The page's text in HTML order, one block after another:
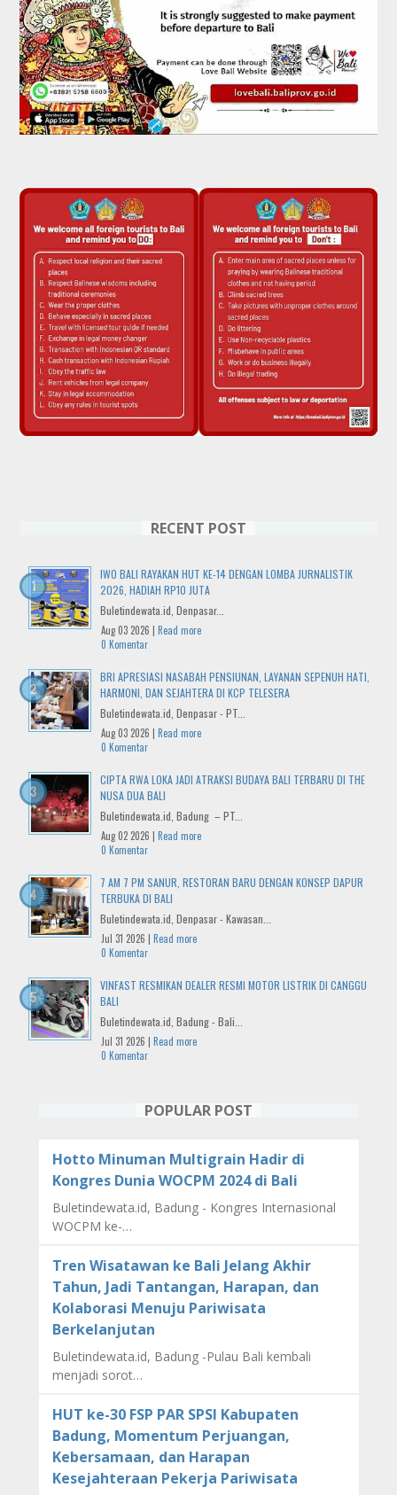
RECENT POST
IWO BALI RAYAKAN HUT KE-14 DENGAN LOMBA JURNALISTIK
2026, HADIAH RP10 JUTA
Buletindewata.id, Denpasar...
Aug 03 2026 | Read more
0 Komentar
BRI APRESIASI NASABAH PENSIUNAN, LAYANAN SEPENUH HATI,
HARMONI, DAN SEJAHTERA DI KCP TELESERA
Buletindewata.id, Denpasar - PT...
Aug 03 2026 | Read more
0 Komentar
CIPTA RWA LOKA JADI ATRAKSI BUDAYA BALI TERBARU DI THE
NUSA DUA BALI
Buletindewata.id, Badung – PT...
Aug 02 2026 | Read more
0 Komentar
7 AM 7 PM SANUR, RESTORAN BARU DENGAN KONSEP DAPUR
TERBUKA DI BALI
Buletindewata.id, Denpasar - Kawasan...
Jul 31 2026 | Read more
0 Komentar
VINFAST RESMIKAN DEALER RESMI MOTOR LISTRIK DI CANGGU
BALI
Buletindewata.id, Badung - Bali...
Jul 31 2026 | Read more
0 Komentar
POPULAR POST
Hotto Minuman Multigrain Hadir di
Kongres Dunia WOCPM 2024 di Bali
Buletindewata.id, Badung - Kongres Internasional
WOCPM ke-…
Tren Wisatawan ke Bali Jelang Akhir
Tahun, Jadi Tantangan, Harapan, dan
Kolaborasi Menuju Pariwisata
Berkelanjutan
Buletindewata.id, Badung -Pulau Bali kembali
menjadi sorot…
HUT ke-30 FSP PAR SPSI Kabupaten
Badung, Momentum Perjuangan,
Kebersamaan, dan Harapan
Kesejahteraan Pekerja Pariwisata